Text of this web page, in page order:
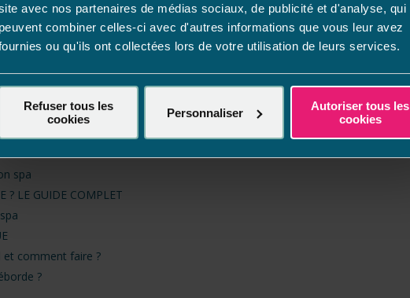
avec nos partenaires de médias sociaux, de publicité et d'analyse, qui
peuvent combiner celles-ci avec d'autres informations que vous leur avez
ou qu'ils ont collectées lors de votre utilisation de leurs services.
Refuser tous les
cookies
Personnaliser
Autoriser tous les
cookies
pourquoi c’est essentiel pour votre eau ?
de votre piscine ?
en sécurité ?
piscine au sel ?
causes et solutions
spa
? LE GUIDE COMPLET
et comment faire ?
?